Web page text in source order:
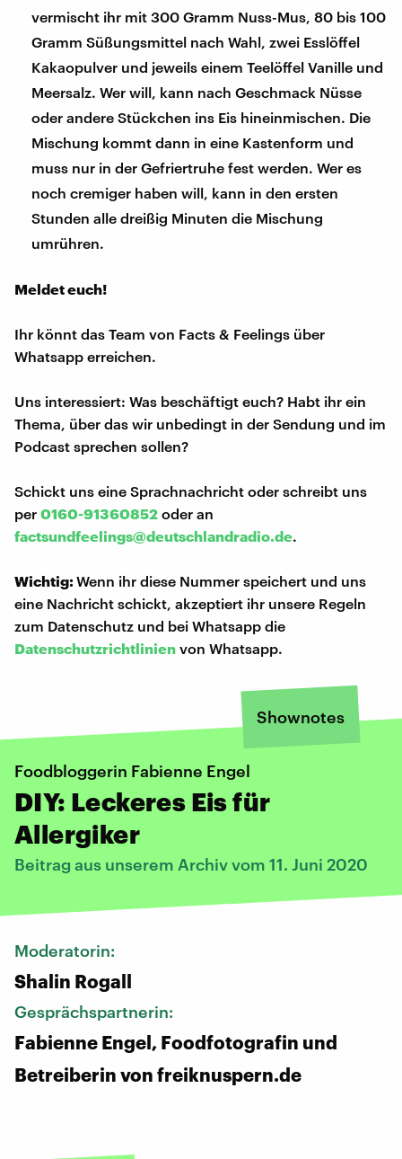
vermischt ihr mit 300 Gramm Nuss-Mus, 80 bis 100
Gramm Süßungsmittel nach Wahl, zwei Esslöffel
Kakaopulver und jeweils einem Teelöffel Vanille und
Meersalz. Wer will, kann nach Geschmack Nüsse
oder andere Stückchen ins Eis hineinmischen. Die
Mischung kommt dann in eine Kastenform und
muss nur in der Gefriertruhe fest werden. Wer es
noch cremiger haben will, kann in den ersten
Stunden alle dreißig Minuten die Mischung
umrühren.
Meldet euch!
Ihr könnt das Team von Facts & Feelings über
Whatsapp erreichen.
Uns interessiert: Was beschäftigt euch? Habt ihr ein
Thema, über das wir unbedingt in der Sendung und im
Podcast sprechen sollen?
Schickt uns eine Sprachnachricht oder schreibt uns
per 0160-91360852 oder an
factsundfeelings@deutschlandradio.de.
Wichtig:Wenn ihr diese Nummer speichert und uns
eine Nachricht schickt, akzeptiert ihr unsere Regeln
zum Datenschutz und bei Whatsapp die
Datenschutzrichtlinien von Whatsapp.
Shownotes
Foodbloggerin Fabienne Engel
DIY: Leckeres Eis für
Allergiker
Beitrag aus unserem Archiv vom 11. Juni 2020
Moderatorin:
Shalin Rogall
Gesprächspartnerin:
Fabienne Engel, Foodfotografin und
Betreiberin von freiknuspern.de